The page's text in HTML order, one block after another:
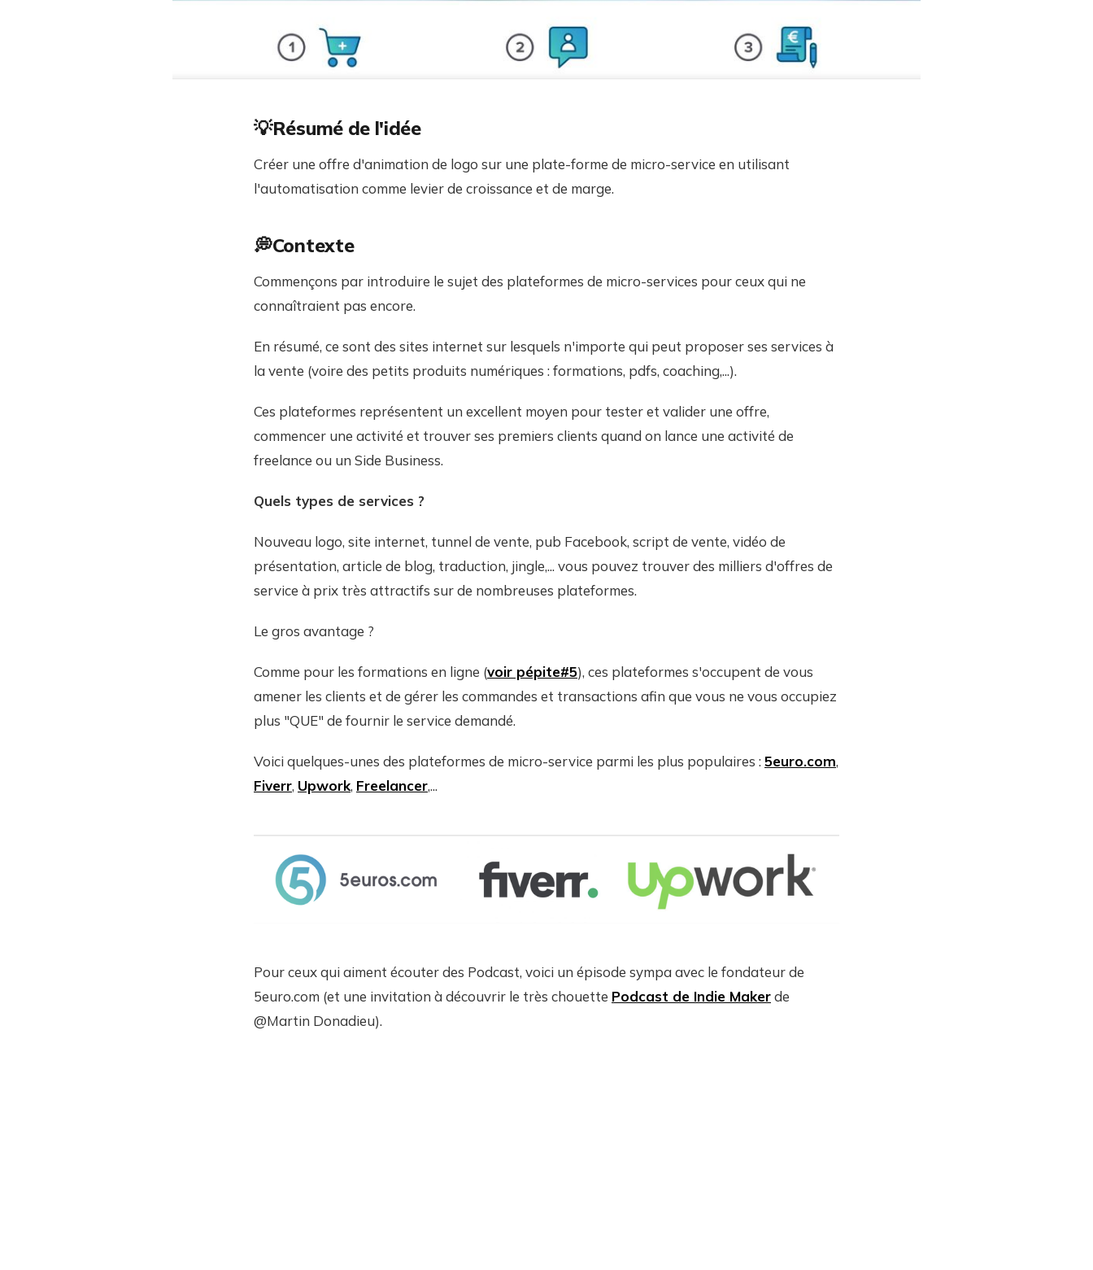
💡Résumé de l'idée
Créer une offre d'animation de logo sur une plate-forme de micro-service en utilisant
l'automatisation comme levier de croissance et de marge.
💭Contexte
Commençons par introduire le sujet des plateformes de micro-services pour ceux qui ne
connaîtraient pas encore.
En résumé, ce sont des sites internet sur lesquels n'importe qui peut proposer ses services à
la vente (voire des petits produits numériques : formations, pdfs, coaching,...).
Ces plateformes représentent un excellent moyen pour tester et valider une offre,
commencer une activité et trouver ses premiers clients quand on lance une activité de
freelance ou un Side Business.
Quels types de services ?
Nouveau logo, site internet, tunnel de vente, pub Facebook, script de vente, vidéo de
présentation, article de blog, traduction, jingle,... vous pouvez trouver des milliers d'offres de
service à prix très attractifs sur de nombreuses plateformes.
Le gros avantage ?
Comme pour les formations en ligne (voir pépite#5), ces plateformes s'occupent de vous
amener les clients et de gérer les commandes et transactions afin que vous ne vous occupiez
plus "QUE" de fournir le service demandé.
Voici quelques-unes des plateformes de micro-service parmi les plus populaires : 5euro.com,
Fiverr, Upwork, Freelancer,...
Pour ceux qui aiment écouter des Podcast, voici un épisode sympa avec le fondateur de
5euro.com (et une invitation à découvrir le très chouette Podcast de Indie Makerde
@Martin Donadieu).